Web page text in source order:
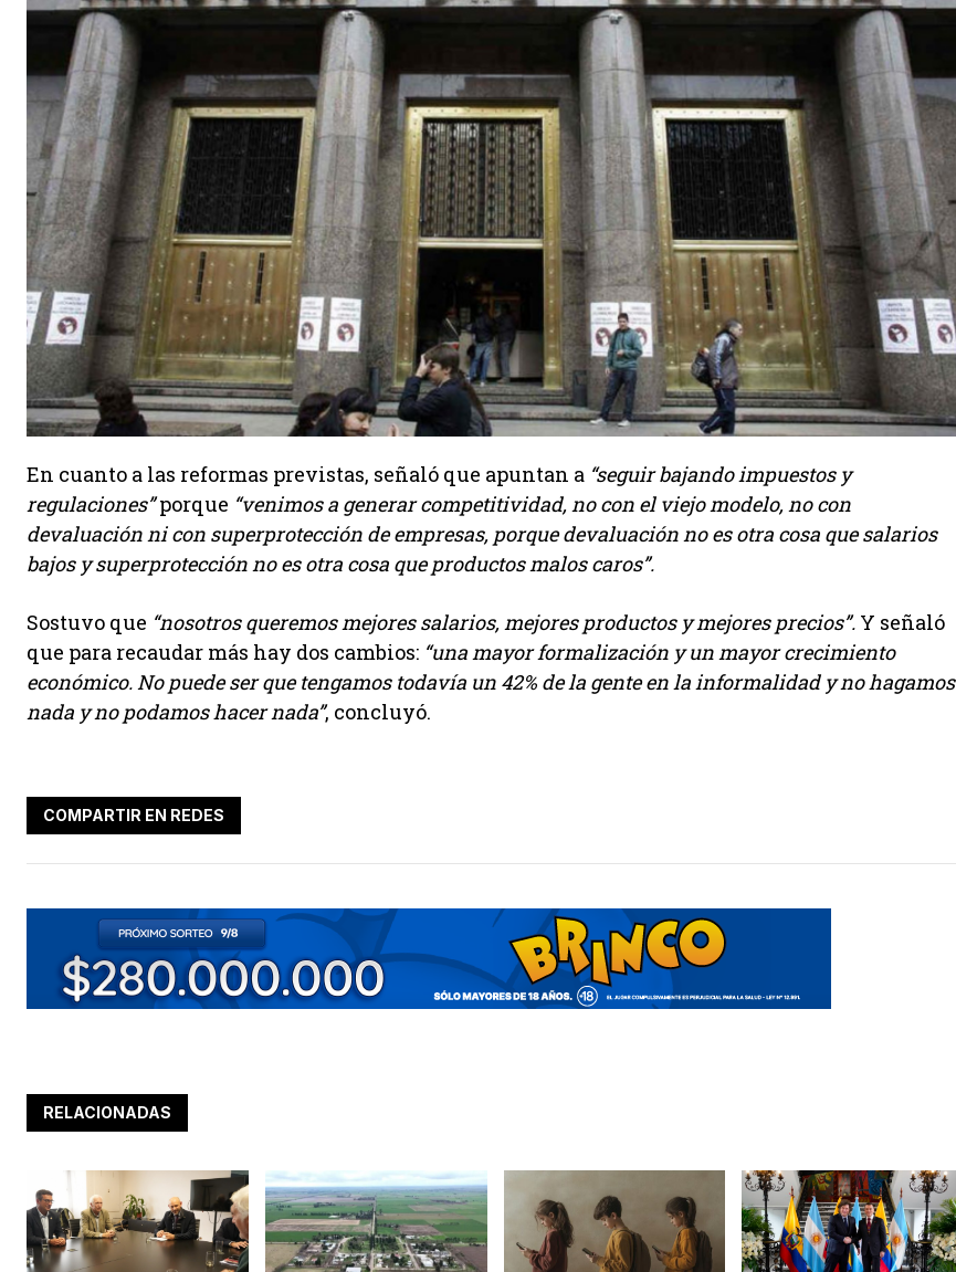
En cuanto a las reformas previstas, señaló que apuntan a “seguir bajando impuestos y
regulaciones”porque “venimos a generar competitividad, no con el viejo modelo, no con
devaluación ni con superprotección de empresas, porque devaluación no es otra cosa que salarios
bajos y superprotección no es otra cosa que productos malos caros”.
Sostuvo que “nosotros queremos mejores salarios, mejores productos y mejores precios”. Y señaló
que para recaudar más hay dos cambios: “una mayor formalización y un mayor crecimiento
económico. No puede ser que tengamos todavía un 42% de la gente en la informalidad y no hagamos
nada y no podamos hacer nada”, concluyó.
COMPARTIR EN REDES
RELACIONADAS